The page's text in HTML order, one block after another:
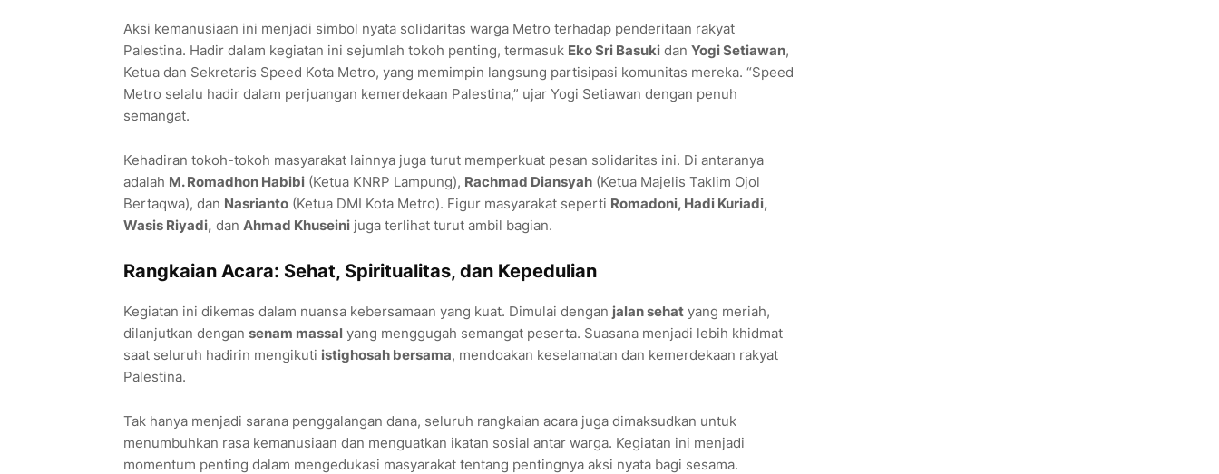
Aksi kemanusiaan ini menjadi simbol nyata solidaritas warga Metro terhadap penderitaan rakyat
Palestina. Hadir dalam kegiatan ini sejumlah tokoh penting, termasuk Eko Sri Basukidan Yogi Setiawan,
Ketua dan Sekretaris Speed Kota Metro, yang memimpin langsung partisipasi komunitas mereka. “Speed
Metro selalu hadir dalam perjuangan kemerdekaan Palestina,” ujar Yogi Setiawan dengan penuh
semangat.
Kehadiran tokoh-tokoh masyarakat lainnya juga turut memperkuat pesan solidaritas ini. Di antaranya
adalah M. Romadhon Habibi(Ketua KNRP Lampung), Rachmad Diansyah(Ketua Majelis Taklim Ojol
Bertaqwa), dan Nasrianto(Ketua DMI Kota Metro). Figur masyarakat seperti Romadoni, Hadi Kuriadi,
Wasis Riyadi, dan Ahmad Khuseinijuga terlihat turut ambil bagian.
Rangkaian Acara: Sehat, Spiritualitas, dan Kepedulian
Kegiatan ini dikemas dalam nuansa kebersamaan yang kuat. Dimulai dengan jalan sehatyang meriah,
dilanjutkan dengan senam massalyang menggugah semangat peserta. Suasana menjadi lebih khidmat
saat seluruh hadirin mengikuti istighosah bersama, mendoakan keselamatan dan kemerdekaan rakyat
Palestina.
Tak hanya menjadi sarana penggalangan dana, seluruh rangkaian acara juga dimaksudkan untuk
menumbuhkan rasa kemanusiaan dan menguatkan ikatan sosial antar warga. Kegiatan ini menjadi
momentum penting dalam mengedukasi masyarakat tentang pentingnya aksi nyata bagi sesama.